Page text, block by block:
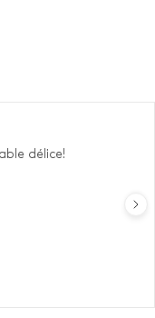
délice!